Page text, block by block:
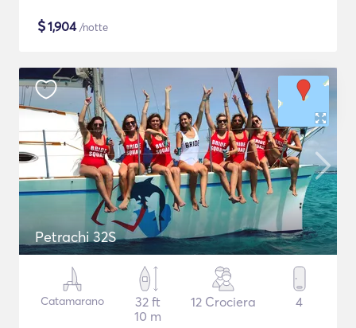
$1,904/notte
Petrachi 32S
Catamarano
32 ft
10 m
12 Crociera 4